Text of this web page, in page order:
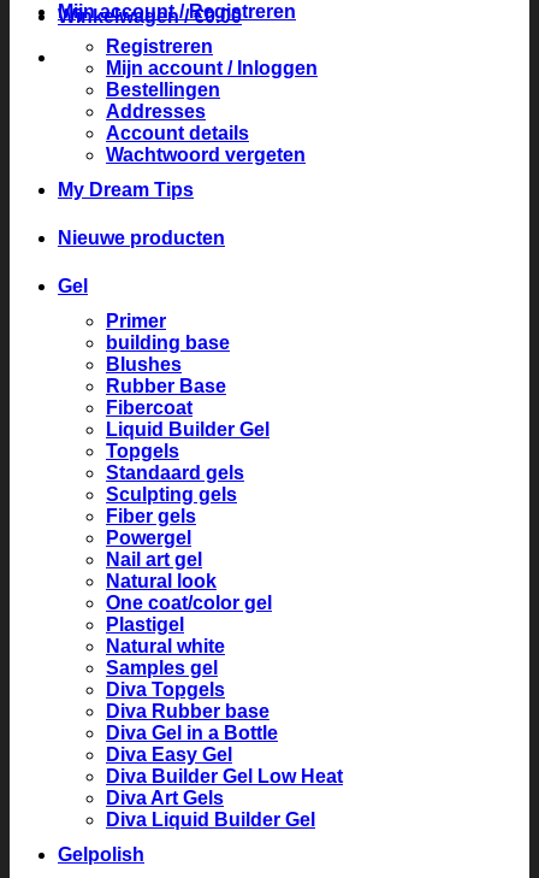
Winkelwagen /€0.00
Mijn account / Registreren
Registreren
Mijn account / Inloggen
Bestellingen
Addresses
Account details
Wachtwoord vergeten
My Dream Tips
Nieuwe producten
Gel
Primer
building base
Blushes
Rubber Base
Fibercoat
Liquid Builder Gel
Topgels
Standaard gels
Sculpting gels
Fiber gels
Powergel
Nail art gel
Natural look
One coat/color gel
Plastigel
Natural white
Samples gel
Diva Topgels
Diva Rubber base
Diva Gel in a Bottle
Diva Easy Gel
Diva Builder Gel Low Heat
Diva Art Gels
Diva Liquid Builder Gel
Gelpolish